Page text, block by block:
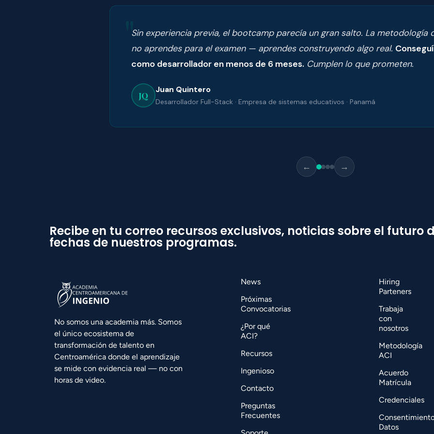
"
Sin experiencia previa, el bootcamp parecía un gran salto. La metodología
no aprendes para el examen — aprendes construyendo algo real.
como desarrollador en menos de 6 meses. Cumplen lo que prometen.
JQ
Juan Quintero
Desarrollador Full-Stack · Empresa de sistemas educativos · Panamá
← →
Recibe en tu correo recursos exclusivos, noticias sobre el
fechas de nuestros programas.
No somos una academia más. Somos
el único ecosistema de
transformación de talento en
Centroamérica donde el aprendizaje
se mide con evidencia real — no con
horas de video.
News
Próximas
Convocatorias
¿Por qué
ACI?
Recursos
Ingenioso
Contacto
Preguntas
Frecuentes
Hiring
Parteners
Trabaja
con
nosotros
Metodología
ACI
Acuerdo
Matrícula
Credenciales
Datos